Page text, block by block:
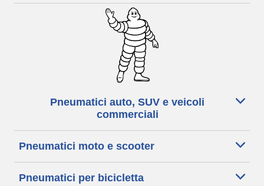
Pneumatici auto, SUV e veicoli
commerciali
Pneumatici moto e scooter
Pneumatici per bicicletta